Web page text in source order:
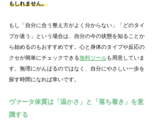
もしれません。
もし「自分に合う整え方がよく分からない」「どのタイ
プか迷う」という場合は、自分の今の状態を知ることか
ら始めるのもおすすめです。心と身体のタイプや反応の
クセが簡単にチェックできる無料ツールも用意していま
す。無理にがんばるのではなく、自分にやさしい一歩を
探す時間になれば幸いです。
ヴァータ体質は「温かさ」と「落ち着き」を意
識する